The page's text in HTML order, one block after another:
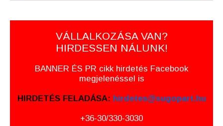
VÁLLALKOZÁSA VAN?
HIRDESSEN NÁLUNK!
BANNER ÉS PR cikk hirdetés Facebook
megjelenéssel is
HIRDETÉS FELADÁSA: hirdetes@sugopart.hu
+36-30/330-3030